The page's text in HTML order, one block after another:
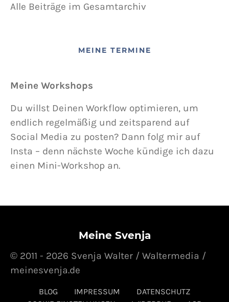
Alle Beiträge im Gesamtarchiv
MEINE TERMINE
Meine Workshops
Du willst Deinen Workflow optimieren, um
endlich regelmäßig und zeitsparend auf
Social Media zu posten? Dann folg mir auf
Insta – denn nächste Woche kündige ich dazu
einen Mini-Workshop an.
Meine Svenja
BLOG IMPRESSUM
DATENSCHUTZ
© 2011 - 2026 Svenja Walter / Waltermedia /
meinesvenja.de